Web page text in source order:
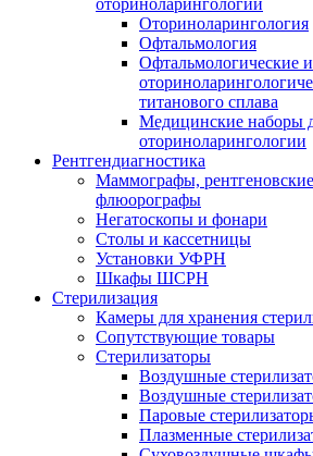
Оториноларингология
Офтальмология
Офтальмологические и
титанового сплава
Медицинские наборы
оториноларингологии
Рентгендиагностика
Маммографы,
флюорографы
Негатоскопы и фонари
Столы и кассетницы
Установки УФРН
Шкафы ШСРН
Стерилизация
Камеры для хранения
Сопутствующие товары
Стерилизаторы
Воздушные
Воздушные
Паровые
Плазменные